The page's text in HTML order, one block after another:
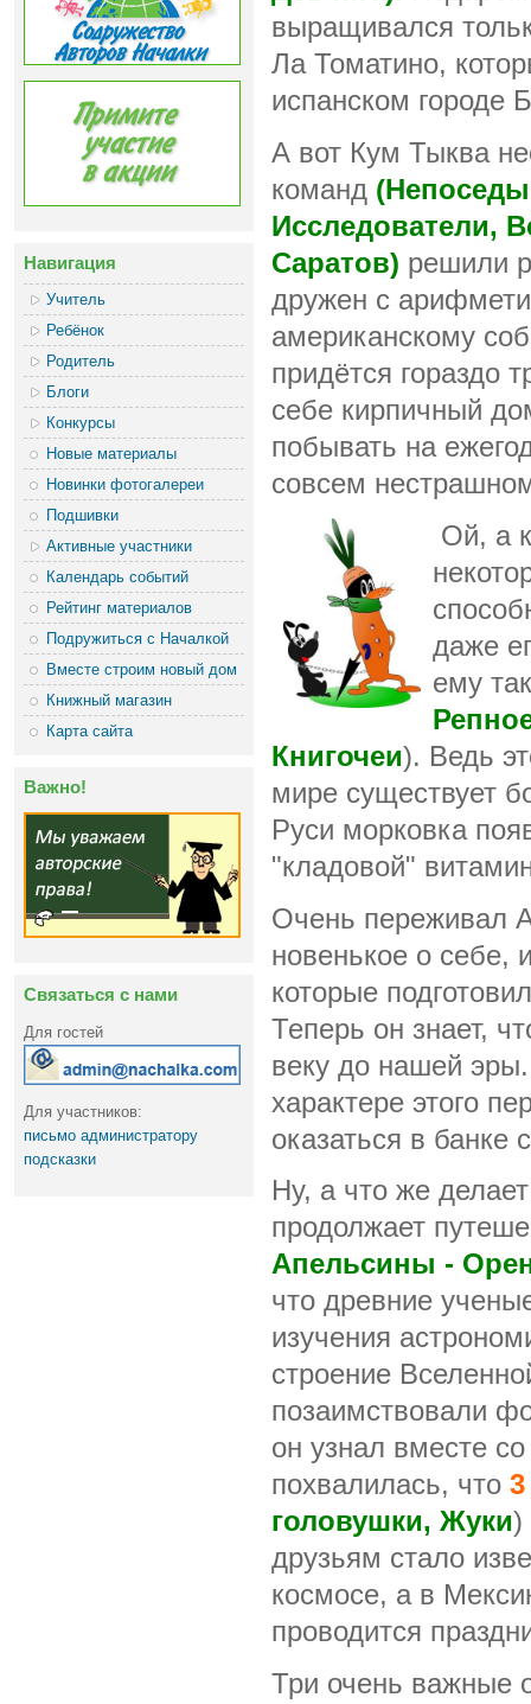
Навигация
Учитель
Ребёнок
Родитель
Блоги
Конкурсы
Новые материалы
Новинки фотогалереи
Подшивки
Активные участники
Календарь событий
Рейтинг материалов
Подружиться с Началкой
Вместе строим новый дом
Книжный магазин
Карта сайта
Важно!
Связаться с нами
Для гостей
Для участников:
письмо администратору
подсказки
выращивался
Ла Томатино,
испанском городе
А вот Кум Тыква
команд
Исследователи,
Саратов) решили
дружен с
американскому
придётся гораздо
себе кирпичный
побывать на
совсем
Ой, а
даже
ему
Книгочеи). Ведь
мире существует
Руси морковка
"кладовой"
Очень переживал
новенькое о себе,
которые
Теперь он знает,
веку до нашей
характере этого
оказаться в
Ну, а что же
продолжает
Апельсины -
что древние
изучения
строение
позаимствовали
он узнал вместе
похвалилась, что 3
головушки, Жуки)
друзьям стало
космосе, а в
проводится
Три очень важные